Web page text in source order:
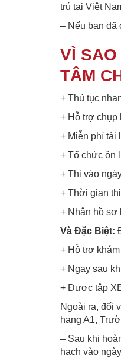
trú tại Việt
– Nếu bạn đã
VÌ SAO
TÂM
+ Thủ tục
+ Hỗ trợ chụp
+ Miễn phí tài
+ Tổ chức ôn
+ Thi vào
+ Thời gian
+ Nhận hồ sơ
Và Đặc Biệt:
+ Hỗ trợ
+ Ngay sau
+ Được tập
Ngoài ra, đối
hạng A1,
– Sau khi
hạch vào